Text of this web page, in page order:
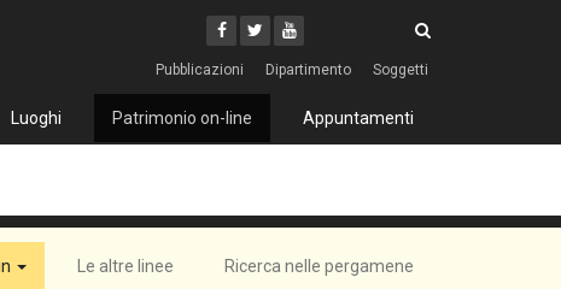
Facebook
Twitter
Youtube
Pubblicazioni Dipartimento Soggetti
Luoghi Patrimonio on-line Appuntamenti
Le altre linee Ricerca nelle pergamene